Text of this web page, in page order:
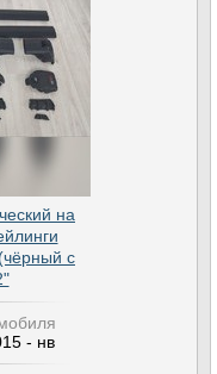
на
с
- нв